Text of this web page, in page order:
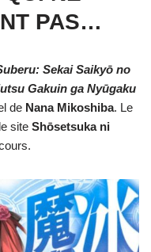
PAS…
Sekai Saikyō no
Gakuin ga Nyūgaku
de Nana Mikoshiba. Le
site Shōsetsuka ni